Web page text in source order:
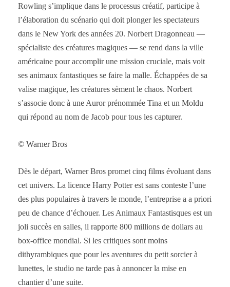
Rowling s’implique dans le processus créatif, participe à
l’élaboration du scénario qui doit plonger les spectateurs
dans le New York des années 20. Norbert Dragonneau —
spécialiste des créatures magiques — se rend dans la ville
américaine pour accomplir une mission cruciale, mais voit
ses animaux fantastiques se faire la malle. Échappées de sa
valise magique, les créatures sèment le chaos. Norbert
s’associe donc à une Auror prénommée Tina et un Moldu
qui répond au nom de Jacob pour tous les capturer.
© Warner Bros
Dès le départ, Warner Bros promet cinq films évoluant dans
cet univers. La licence Harry Potter est sans conteste l’une
des plus populaires à travers le monde, l’entreprise a a priori
peu de chance d’échouer. Les Animaux Fantastisques est un
joli succès en salles, il rapporte 800 millions de dollars au
box-office mondial. Si les critiques sont moins
dithyrambiques que pour les aventures du petit sorcier à
lunettes, le studio ne tarde pas à annoncer la mise en
chantier d’une suite.